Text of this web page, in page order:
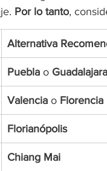
Por lo tanto,
Alternativa
Puebla o Guadalajara
Valencia o Florencia
Florianópolis
Chiang Mai